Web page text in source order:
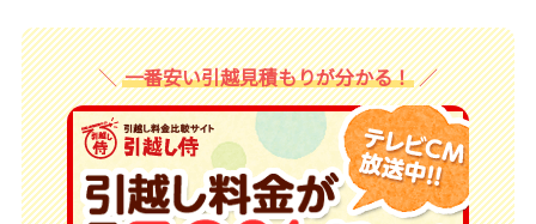
一番安い引越見積もりが分かる！